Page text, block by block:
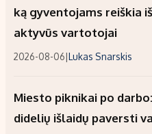
ką gyventojams reiškia
aktyvūs vartotojai
2026-08-06|Lukas Snarskis
Miesto piknikai po
didelių išlaidų paversti